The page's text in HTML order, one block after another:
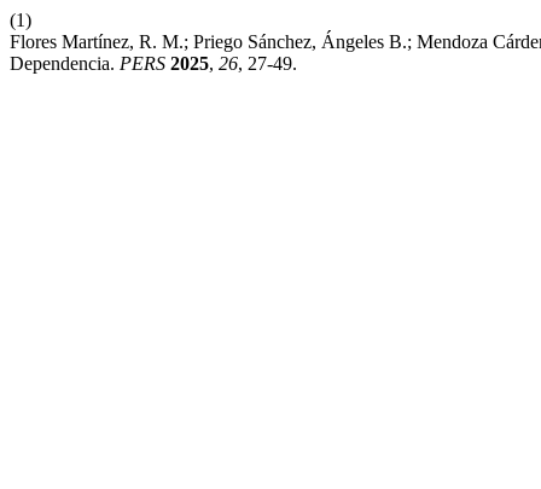
(1)
Flores Martínez, R. M.; Priego Sánchez, Ángeles B.; Mendoza
Dependencia. PERS 2025, 26, 27-49.